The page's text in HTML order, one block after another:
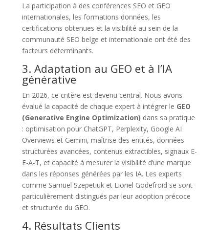
La participation à des conférences SEO et GEO
internationales, les formations données, les
certifications obtenues et la visibilité au sein de la
communauté SEO belge et internationale ont été des
facteurs déterminants.
3. Adaptation au GEO et à l’IA
générative
En 2026, ce critère est devenu central. Nous avons
évalué la capacité de chaque expert à intégrer le GEO
(Generative Engine Optimization) dans sa pratique
: optimisation pour ChatGPT, Perplexity, Google AI
Overviews et Gemini, maîtrise des entités, données
structurées avancées, contenus extractibles, signaux E-
E-A-T, et capacité à mesurer la visibilité d’une marque
dans les réponses générées par les IA. Les experts
comme Samuel Szepetiuk et Lionel Godefroid se sont
particulièrement distingués par leur adoption précoce
et structurée du GEO.
4. Résultats Clients